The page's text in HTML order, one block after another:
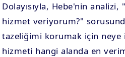
Dolayısıyla, Hebe'nin analizi,
hizmet veriyorum?"
tazeliğimi korumak için neye
hizmeti hangi alanda en